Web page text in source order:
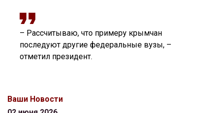
– Рассчитываю, что примеру крымчан
последуют другие федеральные вузы, –
отметил президент.
Ваши Новости